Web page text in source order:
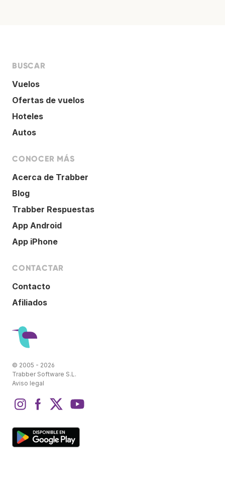
BUSCAR
Vuelos
Ofertas de vuelos
Hoteles
Autos
CONOCER MÁS
Acerca de Trabber
Blog
Trabber Respuestas
App Android
App iPhone
CONTACTAR
Contacto
Afiliados
© 2005 - 2026
Trabber Software S.L.
Aviso legal